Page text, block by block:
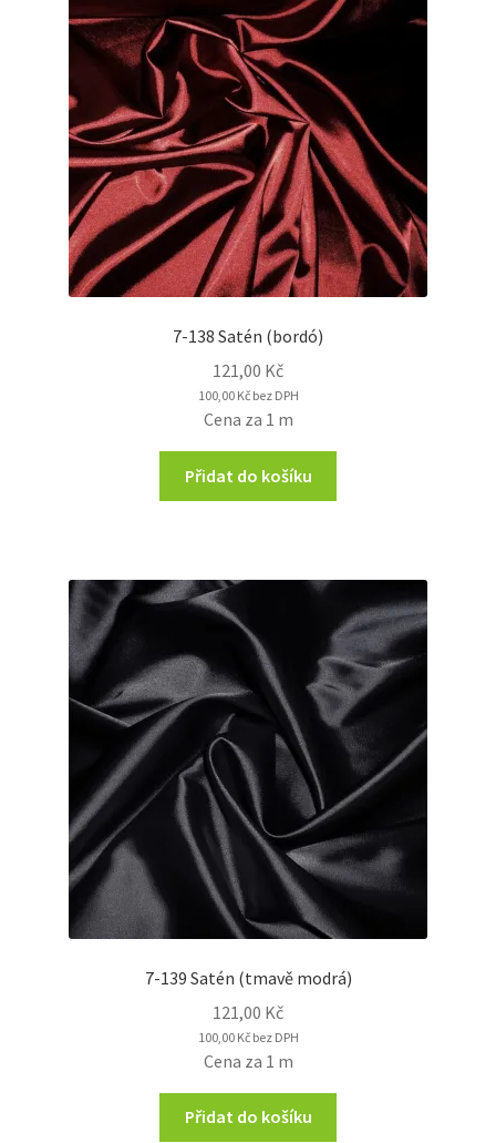
7-138 Satén (bordó)
121,00 Kč
100,00 Kčbez DPH
Cena za 1 m
Přidat do košíku
7-139 Satén (tmavě modrá)
121,00 Kč
100,00 Kčbez DPH
Cena za 1 m
Přidat do košíku